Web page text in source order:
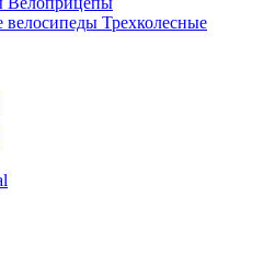
Трехколесные